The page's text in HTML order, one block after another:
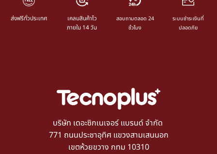
ส่งฟรีทั่วประเทศ
เคลมสินค้าไว
ภายใน 14 วัน
สอบถามตลอด 24
ชั่วโมง
ระบบชำระเงินที่
ปลอดภัย
บริษัท เดอะซิกเนเจอร์ แบรนด์ จำกัด
771 ถนนประชาอุทิศ แขวงสามเสนนอก
เขตห้วยขวาง กทม 10310